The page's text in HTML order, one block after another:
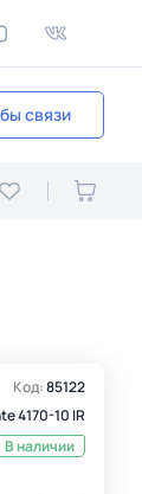
связи
Код:85122
4170-10 IR
В наличии